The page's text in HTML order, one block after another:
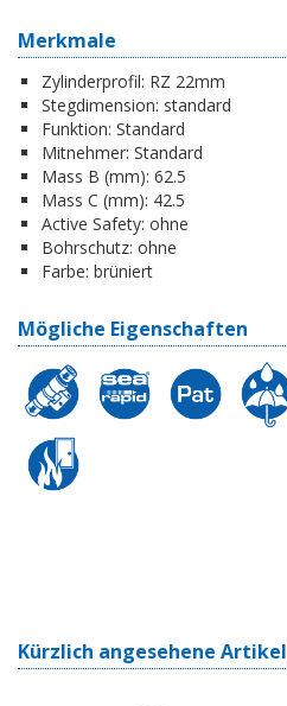
Merkmale
Zylinderprofil: RZ 22mm
Stegdimension: standard
Funktion: Standard
Mitnehmer: Standard
Mass B (mm): 62.5
Mass C (mm): 42.5
Active Safety: ohne
Bohrschutz: ohne
Farbe: brüniert
Mögliche Eigenschaften
Kürzlich angesehene Artikel